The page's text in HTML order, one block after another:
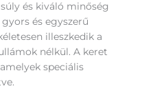
és kiváló minőség
és egyszerű
illeszkedik a
nélkül. A keret
speciális